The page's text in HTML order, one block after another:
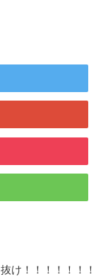
け！！！！！！